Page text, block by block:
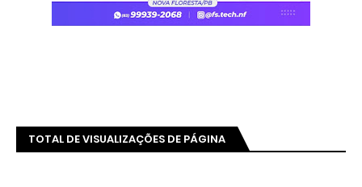
TOTAL DE VISUALIZAÇÕES DE PÁGINA